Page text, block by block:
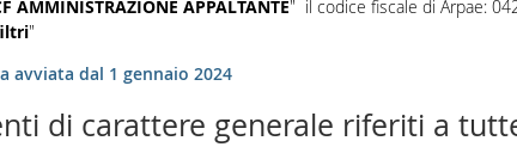
AMMINISTRAZIONE APPALTANTE" il codice fiscale di Arpae:
"
avviata dal 1 gennaio 2024
di carattere generale riferiti a